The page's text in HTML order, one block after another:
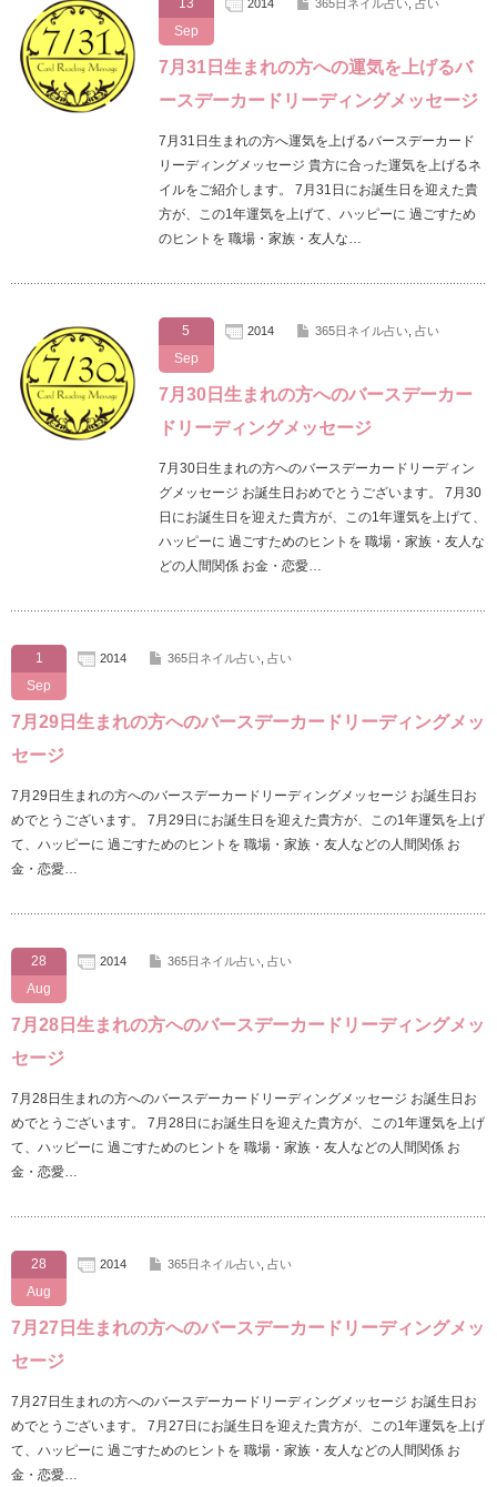
13
Sep
2014 365日ネイル占い, 占い
7月31日生まれの方への運気を上げるバ
ースデーカードリーディングメッセージ
7月31日生まれの方へ運気を上げるバースデーカード
リーディングメッセージ 貴方に合った運気を上げるネ
イルをご紹介します。 7月31日にお誕生日を迎えた貴
方が、この1年運気を上げて、ハッピーに 過ごすため
のヒントを 職場・家族・友人な…
5
Sep
2014 365日ネイル占い, 占い
7月30日生まれの方へのバースデーカー
ドリーディングメッセージ
7月30日生まれの方へのバースデーカードリーディン
グメッセージ お誕生日おめでとうございます。 7月30
日にお誕生日を迎えた貴方が、この1年運気を上げて、
ハッピーに 過ごすためのヒントを 職場・家族・友人な
どの人間関係 お金・恋愛…
1
Sep
2014 365日ネイル占い 占い
7月29日生まれの方へのバースデーカードリーディングメッ
セージ
7月29日生まれの方へのバースデーカードリーディングメッセージ お誕生日お
めでとうございます。 7月29日にお誕生日を迎えた貴方が、この1年運気を上げ
て、ハッピーに 過ごすためのヒントを 職場・家族・友人などの人間関係 お
金・恋愛…
28
Aug
2014 365日ネイル占い 占い
7月28日生まれの方へのバースデーカードリーディングメッ
セージ
7月28日生まれの方へのバースデーカードリーディングメッセージ お誕生日お
めでとうございます。 7月28日にお誕生日を迎えた貴方が、この1年運気を上げ
て、ハッピーに 過ごすためのヒントを 職場・家族・友人などの人間関係 お
金・恋愛…
28
Aug
2014 365日ネイル占い 占い
7月27日生まれの方へのバースデーカードリーディングメッ
セージ
7月27日生まれの方へのバースデーカードリーディングメッセージ お誕生日お
めでとうございます。 7月27日にお誕生日を迎えた貴方が、この1年運気を上げ
て、ハッピーに 過ごすためのヒントを 職場・家族・友人などの人間関係 お
金・恋愛…